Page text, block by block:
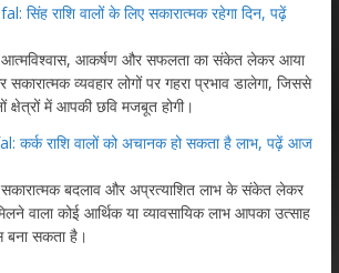
सिंह राशि वालों के लिए सकारात्मक रहेगा दिन, पढ़ें
आकर्षण और सफलता का संकेत लेकर आया
व्यवहार लोगों पर गहरा प्रभाव डालेगा, जिससे
क्षेत्रों में आपकी छवि मजबूत होगी।
कर्क राशि वालों को अचानक हो सकता है लाभ, पढ़ें आज
बदलाव और अप्रत्याशित लाभ के संकेत लेकर
वाला कोई आर्थिक या व्यावसायिक लाभ आपका उत्साह
बना सकता है।